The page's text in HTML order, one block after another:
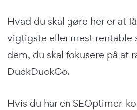
Hvad du skal gøre her er at
vigtigste eller mest rentable
dem, du skal fokusere på at
DuckDuckGo.
Hvis du har en SEOptimer-